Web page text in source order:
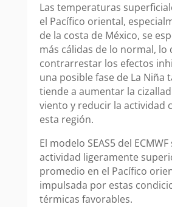
Las temperaturas
el Pacífico oriental,
de la costa de México, se
más cálidas de lo normal, lo
contrarrestar los efectos
una posible fase de La Niña
tiende a aumentar la
viento y reducir la actividad
esta región.
El modelo SEAS5 del
actividad ligeramente
promedio en el Pacífico
impulsada por estas
térmicas favorables.